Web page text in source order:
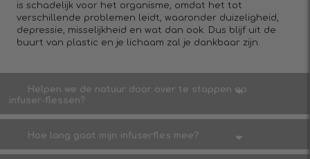
is schadelijk voor het organisme, omdat het tot
verschillende problemen leidt, waaronder duizeligheid,
depressie, misselijkheid en wat dan ook. Dus blijf uit de
buurt van plastic en je lichaam zal je dankbaar zijn.
Helpen we de natuur door over te stappen op
infuser-flessen?
Hoe lang gaat mijn infuserfles mee?